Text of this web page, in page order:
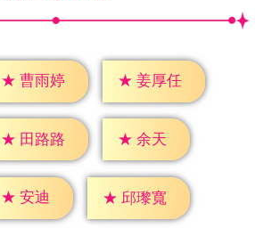
★ 曹雨婷 ★ 姜厚任
★ 田路路 ★ 余天
★ 安迪 ★ 邱瓈寬